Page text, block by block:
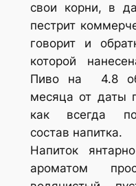
свои корни, в
пестрит
говорит и
которой
Пиво на 4.8
месяца от даты
как всегда
состав напитка.
Напиток
ароматом